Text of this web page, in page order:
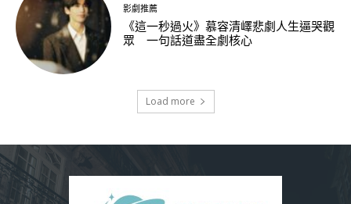
影劇推薦
《這一秒過火》慕容清嶧悲劇人生逼哭觀
眾 一句話道盡全劇核心
Load more